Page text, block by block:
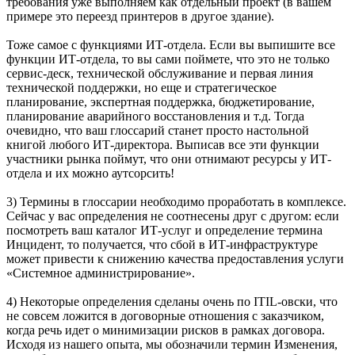
примере это переезд принтеров в другое здание).
Тоже самое с функциями ИТ-отдела. Если вы выпишите все
функции ИТ-отдела, то вы сами поймете, что это не только
сервис-деск, технической обслуживание и первая линия
технической поддержки, но еще и стратегическое
планирование, экспертная поддержка, бюджетирование,
планирование аварийного восстановления и т.д. Тогда
очевидно, что ваш глоссарий станет просто настольной
книгой любого ИТ-директора. Выписав все эти функции
участники рынка поймут, что они отнимают ресурсы у ИТ-
отдела и их можно аутсорсить!
3) Термины в глоссарии необходимо проработать в комплексе.
Сейчас у вас определения не соотнесены друг с другом: если
посмотреть ваш каталог ИТ-услуг и определение термина
Инцидент, то получается, что сбой в ИТ-инфраструктуре
может привести к снижению качества предоставления услуги
«Системное администрирование».
4) Некоторые определения сделаны очень по ITIL-овски, что
не совсем ложится в договорные отношения с заказчиком,
когда речь идет о минимизации рисков в рамках договора.
Исходя из нашего опыта, мы обозначили термин Изменения,